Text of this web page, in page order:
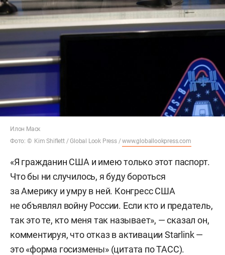
Илон Маск
Фото: © Kim Shiflett / Global Look Press /www.globallookpress.com
«Я гражданин США и имею только этот паспорт.
Что бы ни случилось, я буду бороться
за Америку и умру в ней. Конгресс США
не объявлял войну России. Если кто и предатель,
так это те, кто меня так называет», — сказал он,
комментируя, что отказ в активации Starlink —
это «форма госизмены» (цитата поТАСС).